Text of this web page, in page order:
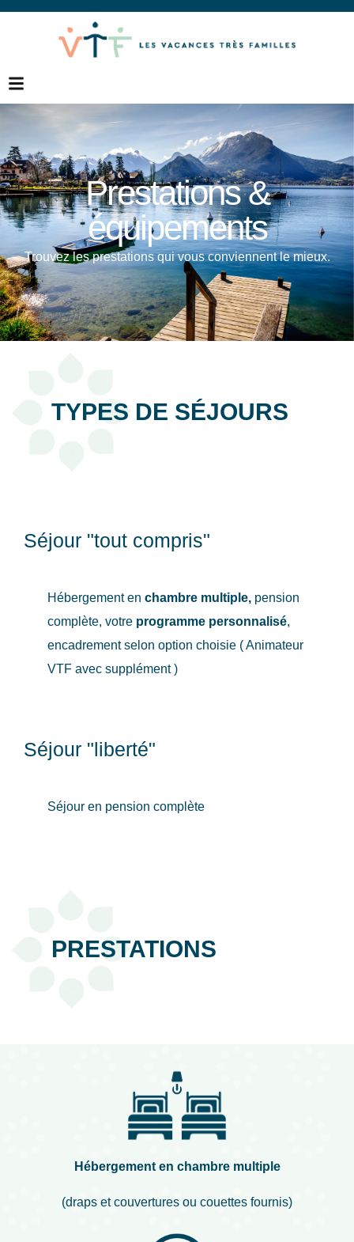
Prestations &
équipements
Trouvez les prestations qui vous conviennent le mieux.
TYPES DE SÉJOURS
Séjour "tout compris"
Hébergement en chambre multiple, pension
complète, votre programme personnalisé,
encadrement selon option choisie ( Animateur
VTF avec supplément )
Séjour "liberté"
Séjour en pension complète
PRESTATIONS
Hébergement en chambre multiple
(draps et couvertures ou couettes fournis)